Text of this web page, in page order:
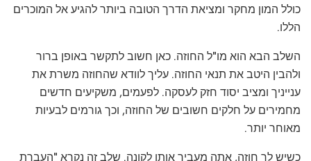
כולל המון מחקר ומציאת הדרך הטובה ביותר להגיע אל המוכרים
הללו.
השלב הבא הוא מו"ל החוזה. כאן חשוב לתקשר באופן ברור
ולהבין היטב את תנאי החוזה. עליך לוודא שהחוזה משרת את
ענייניך ומציב יסוד חזק לעסקה. לפעמים, משקיעים חדשים
מחמירים על חלקים חשובים של החוזה, וכך גורמים לבעיות
מאוחר יותר.
כשיש לך חוזה, אתה מעביר אותו לקונה. שלב זה נקרא "העברת